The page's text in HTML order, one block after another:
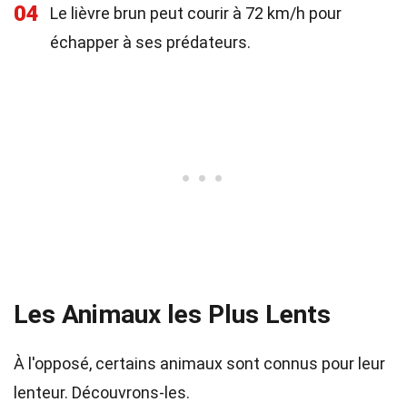
04
Le lièvre brun peut courir à 72 km/h pour
échapper à ses prédateurs.
Les Animaux les Plus Lents
À l'opposé, certains animaux sont connus pour leur
lenteur. Découvrons-les.